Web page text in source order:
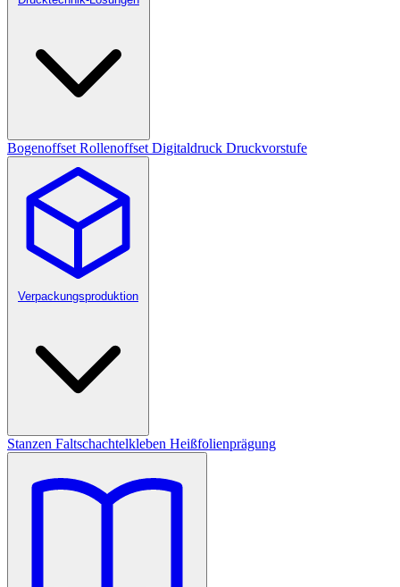
Bogenoffset Rollenoffset Digitaldruck Druckvorstufe
Verpackungsproduktion
Stanzen Faltschachtelkleben Heißfolienprägung